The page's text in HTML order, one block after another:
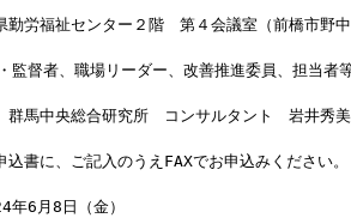
勤労福祉センター２階　第４会議室（前橋市野
監督者、職場リーダー、改善推進委員、担当者
群馬中央総合研究所　コンサルタント　岩井秀
込書に、ご記入のうえFAXでお申込みください。
年6月8日（金）